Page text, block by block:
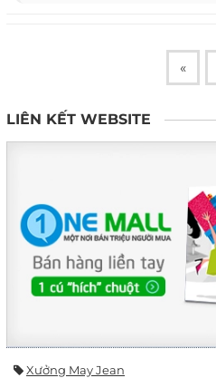
«
LIÊN KẾT WEBSITE
Xưởng May Jean